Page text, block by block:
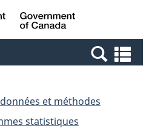
Passer
au
Passer
à
Canada
et
et méthodes
statistiques